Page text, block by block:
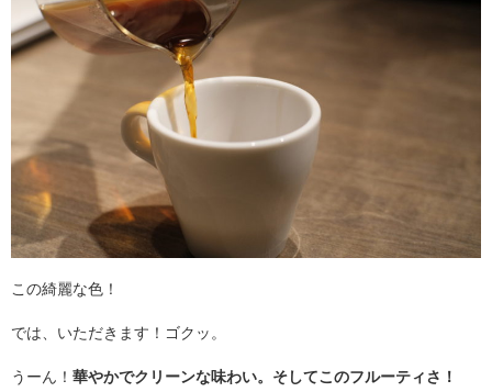
この綺麗な色！
では、いただきます！ゴクッ。
うーん！ 華やかでクリーンな味わい。そしてこのフルーティさ！